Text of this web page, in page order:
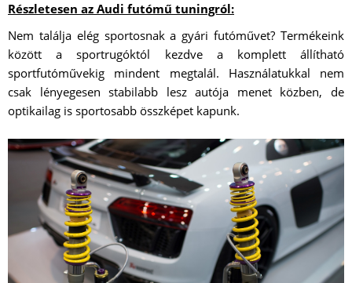
Részletesen az Audi futómű tuningról:
Nem találja elég sportosnak a gyári futóművet? Termékeink
között a sportrugóktól kezdve a komplett állítható
sportfutóművekig mindent megtalál. Használatukkal nem
csak lényegesen stabilabb lesz autója menet közben, de
optikailag is sportosabb összképet kapunk.